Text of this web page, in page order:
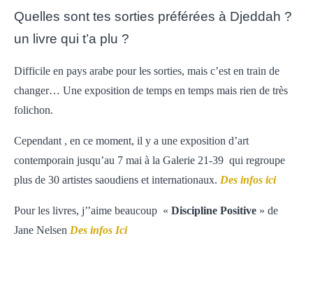
Quelles sont tes sorties préférées à Djeddah ?
un livre qui t’a plu ?
Difficile en pays arabe pour les sorties, mais c’est en train de
changer… Une exposition de temps en temps mais rien de très
folichon.
Cependant , en ce moment, il y a une exposition d’art
contemporain jusqu’au 7 mai à la Galerie 21-39 qui regroupe
plus de 30 artistes saoudiens et internationaux. Des infos ici
Pour les livres, j’’aime beaucoup « Discipline Positive » de
Jane Nelsen Des infos Ici